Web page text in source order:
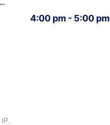
4:00 pm - 5:00 pm